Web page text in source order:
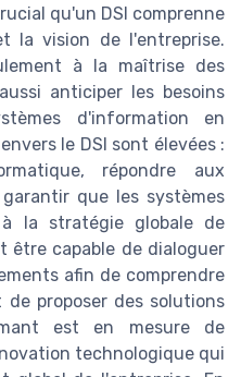
qu'un DSI comprenne
la vision de l'entreprise.
à la maîtrise des
anticiper les besoins
d'information en
le DSI sont élevées :
répondre aux
que les systèmes
la stratégie globale de
être capable de dialoguer
afin de comprendre
de proposer des solutions
est en mesure de
technologique qui